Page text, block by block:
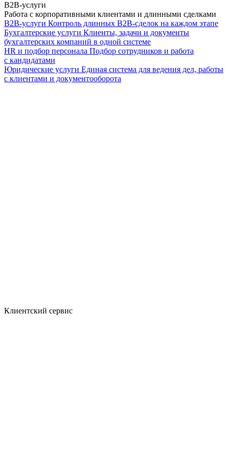
B2B-услуги
Работа с корпоративными клиентами и длинными сделками
B2B-услуги Контроль длинных B2B-сделок на каждом этапе
Бухгалтерские услуги Клиенты, задачи и документы
бухгалтерских компаний в одной системе
HR и подбор персонала Подбор сотрудников и работа
с кандидатами
Юридические услуги Единая система для ведения дел, работы
с клиентами и документооборота
Клиентский сервис